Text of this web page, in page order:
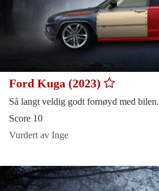
Ford Kuga (2023)
Så langt veldig godt fornøyd med bilen.
Score 10
Vurdert av Inge